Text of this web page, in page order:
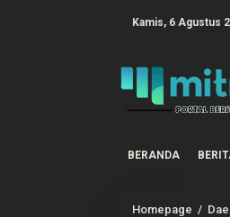
Kamis, 6 Agustus
BERANDA
Homepage /